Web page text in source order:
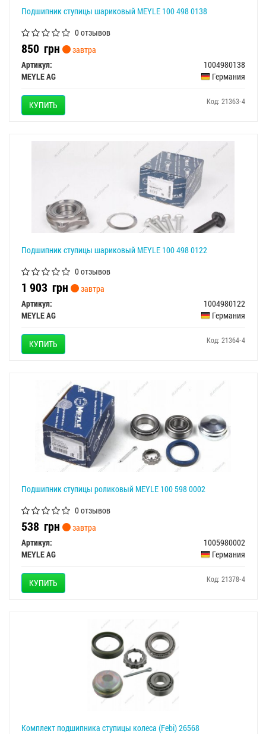
Подшипник ступицы шариковый MEYLE 100 498 0138
0 отзывов
850 грн
завтра
Артикул:
1004980138
MEYLE AG
Германия
КУПИТЬ Код: 21363-4
Подшипник ступицы шариковый MEYLE 100 498 0122
0 отзывов
1 903 грн
завтра
Артикул:
1004980122
MEYLE AG
Германия
КУПИТЬ Код: 21364-4
Подшипник ступицы роликовый MEYLE 100 598 0002
0 отзывов
538 грн
завтра
Артикул:
1005980002
MEYLE AG
Германия
КУПИТЬ Код: 21378-4
Комплект подшипника ступицы колеса (Febi) 26568